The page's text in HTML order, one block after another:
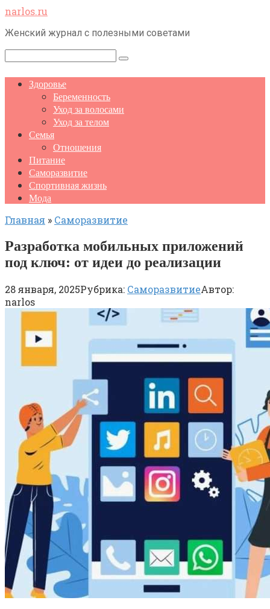
Перейти
контенту
narlos.ru
Женский журнал с полезными советами
Поиск:
Здоровье
Беременность
Уход за волосами
Уход за телом
Семья
Отношения
Питание
Саморазвитие
Спортивная жизнь
Мода
Главная » Саморазвитие
Разработка мобильных приложений
под ключ: от идеи до реализации
28 января, 2025Рубрика: СаморазвитиеАвтор:
narlos